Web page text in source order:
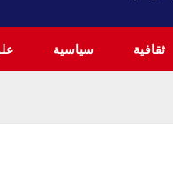
ثقافية سياسية